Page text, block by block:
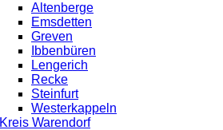
Altenberge
Emsdetten
Greven
Ibbenbüren
Lengerich
Recke
Steinfurt
Westerkappeln
Kreis Warendorf